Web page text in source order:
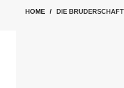
HOME DIE BRUDERSCHAFT